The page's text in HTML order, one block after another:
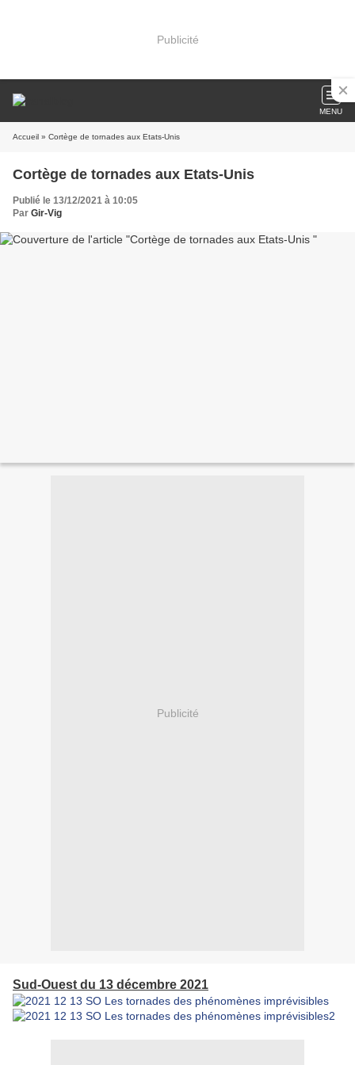
Publicité
MENU
Accueil » Cortège de tornades aux Etats-Unis
Cortège de tornades aux Etats-Unis
Publié le 13/12/2021 à 10:05
Par Gir-Vig
Publicité
Sud-Ouest du 13 décembre 2021